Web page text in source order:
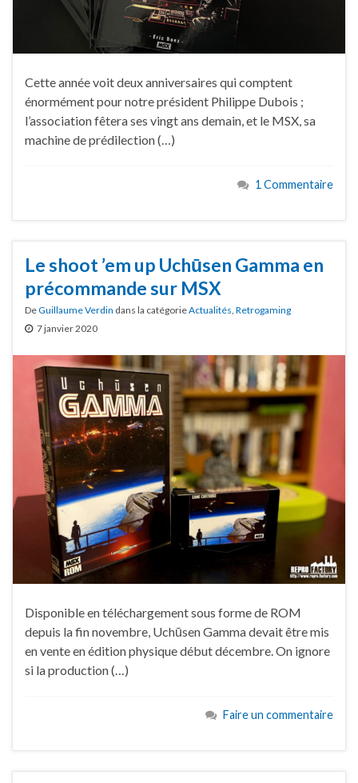
Cette année voit deux anniversaires qui comptent
énormément pour notre président Philippe Dubois ;
l’association fêtera ses vingt ans demain, et le MSX, sa
machine de prédilection (…)
1 Commentaire
Le shoot ’em up Uchūsen Gamma en
précommande sur MSX
DeGuillaume Verdin dans la catégorieActualités, Retrogaming
7 janvier 2020
Disponible en téléchargement sous forme de ROM
depuis la fin novembre, Uchūsen Gamma devait être mis
en vente en édition physique début décembre. On ignore
si la production (…)
Faire un commentaire